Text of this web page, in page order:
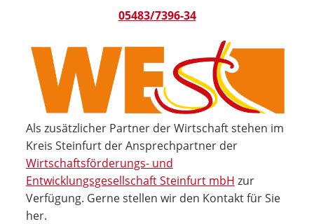
05483/7396-34
Als zusätzlicher Partner der Wirtschaft stehen im
Kreis Steinfurt der Ansprechpartner der
Wirtschaftsförderungs- und
Entwicklungsgesellschaft Steinfurt mbH zur
Verfügung. Gerne stellen wir den Kontakt für Sie
her.